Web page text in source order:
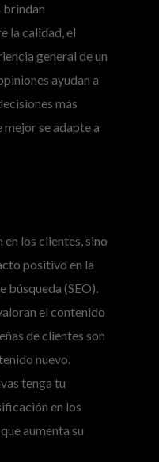
brindan
la calidad, el
general de un
ayudan a
más
se adapte a
en los clientes, sino
positivo en la
búsqueda (SEO).
el contenido
de clientes son
nuevo.
tenga tu
en los
aumenta su